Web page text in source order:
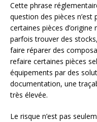
Cette phrase
question des pièces n’est
certaines pièces
parfois trouver des
faire réparer des
refaire certaines pièces
équipements par des
documentation, une
très élevée.
Le risque n’est pas